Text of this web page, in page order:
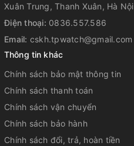
Xuân Trung, Thanh Xuân, Hà Nội
Điện thoại: 0836.557.586
Email: cskh.tpwatch@gmail.com
Thông tin khác
Chính sách bảo mật thông tin
Chính sách thanh toán
Chính sách vận chuyển
Chính sách bảo hành
Chính sách đổi, trả, hoàn tiền